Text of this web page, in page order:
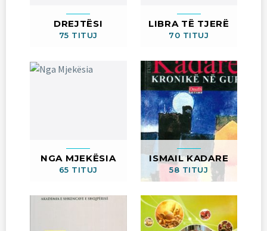
DREJTËSI
75 TITUJ
LIBRA TË TJERË
70 TITUJ
NGA MJEKËSIA
65 TITUJ
ISMAIL KADARE
58 TITUJ